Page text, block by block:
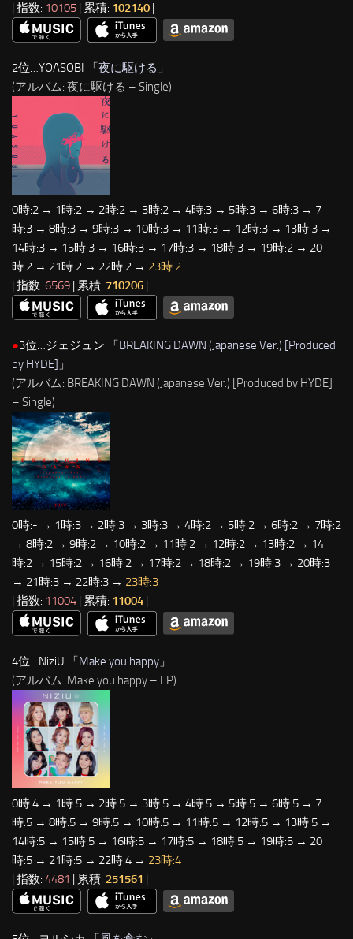
| 指数: 10105 | 累積: 102140 |
2位…YOASOBI 「夜に駆ける 」
(アルバム: 夜に駆ける – Single)
0時:2 → 1時:2 → 2時:2 → 3時:2 → 4時:3 → 5時:3 → 6時:3 → 7
時:3 → 8時:3 → 9時:3 → 10時:3 → 11時:3 → 12時:3 → 13時:3 →
14時:3 → 15時:3 → 16時:3 → 17時:3 → 18時:3 → 19時:2 → 20
時:2 → 21時:2 → 22時:2 → 23時:2
| 指数: 6569 | 累積: 710206 |
●3位…ジェジュン 「 BREAKING DAWN (Japanese Ver.) [Produced
by HYDE] 」
(アルバム: BREAKING DAWN (Japanese Ver.) [Produced by HYDE]
– Single)
0時:- → 1時:3 → 2時:3 → 3時:3 → 4時:2 → 5時:2 → 6時:2 → 7時:2
→ 8時:2 → 9時:2 → 10時:2 → 11時:2 → 12時:2 → 13時:2 → 14
時:2 → 15時:2 → 16時:2 → 17時:2 → 18時:2 → 19時:3 → 20時:3
→ 21時:3 → 22時:3 → 23時:3
| 指数: 11004 | 累積: 11004
4位…NiziU 「Make you happy 」
(アルバム: Make you happy – EP)
0時:4 → 1時:5 → 2時:5 → 3時:5 → 4時:5 → 5時:5 → 6時:5 → 7
時:5 → 8時:5 → 9時:5 → 10時:5 → 11時:5 → 12時:5 → 13時:5 →
14時:5 → 15時:5 → 16時:5 → 17時:5 → 18時:5 → 19時:5 → 20
時:5 → 21時:5 → 22時:4 → 23時:4
| 指数: 4481 | 累積: 251561 |